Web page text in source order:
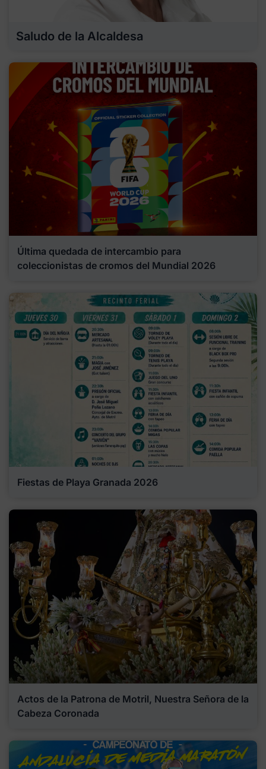
Saludo de la Alcaldesa
Última quedada de intercambio para
coleccionistas de cromos del Mundial 2026
Fiestas de Playa Granada 2026
Actos de la Patrona de Motril, Nuestra Señora de la
Cabeza Coronada